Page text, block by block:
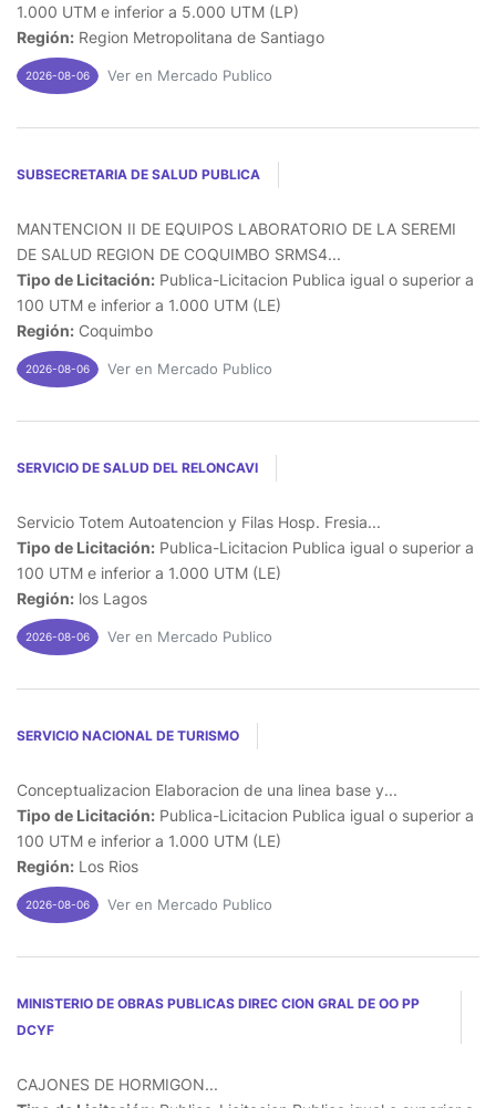
1.000 UTM e inferior a 5.000 UTM (LP)
Región: Region Metropolitana de Santiago
2026-08-06 Ver en Mercado Publico
SUBSECRETARIA DE SALUD PUBLICA
MANTENCION II DE EQUIPOS LABORATORIO DE LA SEREMI
DE SALUD REGION DE COQUIMBO SRMS4...
Tipo de Licitación: Publica-Licitacion Publica igual o superior a
100 UTM e inferior a 1.000 UTM (LE)
Región: Coquimbo
2026-08-06 Ver en Mercado Publico
SERVICIO DE SALUD DEL RELONCAVI
Servicio Totem Autoatencion y Filas Hosp. Fresia...
Tipo de Licitación: Publica-Licitacion Publica igual o superior a
100 UTM e inferior a 1.000 UTM (LE)
Región: los Lagos
2026-08-06 Ver en Mercado Publico
SERVICIO NACIONAL DE TURISMO
Conceptualizacion Elaboracion de una linea base y...
Tipo de Licitación: Publica-Licitacion Publica igual o superior a
100 UTM e inferior a 1.000 UTM (LE)
Región: Los Rios
2026-08-06 Ver en Mercado Publico
MINISTERIO DE OBRAS PUBLICAS DIREC CION GRAL DE OO PP
DCYF
CAJONES DE HORMIGON...